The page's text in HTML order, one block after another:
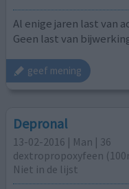
Al enige jaren last van
Geen last van
geef mening
Depronal
13-02-2016 | Man | 36
dextropropoxyfeen
Niet in de lijst